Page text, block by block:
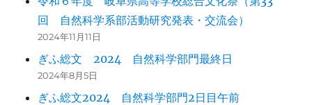
回 自然科学系部活動研究発表・交流会）
2024年11月11日
ぎふ総文 2024 自然科学部門最終日
2024年8月5日
ぎふ総文2024 自然科学部門2日目午前